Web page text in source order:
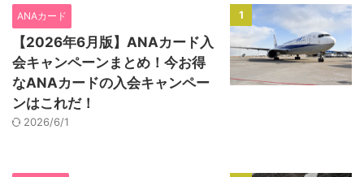
1
ANAカード
【2026年6月版】ANAカード入
会キャンペーンまとめ！今お得
なANAカードの入会キャンペー
ンはこれだ！
2026/6/1